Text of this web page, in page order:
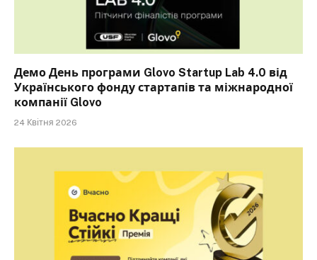
Демо День програми Glovo Startup Lab 4.0 від
Українського фонду стартапів та міжнародної
компанії Glovo
24 Квітня 2026